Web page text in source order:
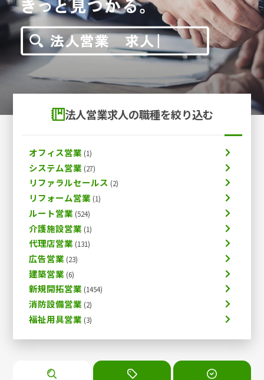
法人営業求人の職種を絞り込む
オフィス営業
システム営業
リファラルセールス
リフォーム営業
ルート営業
介護施設営業
代理店営業
広告営業
建築営業
新規開拓営業
消防設備営業
福祉用具営業